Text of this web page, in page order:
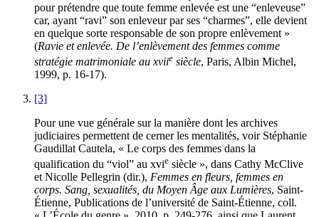
pour prétendre que toute femme enlevée est une “enleveuse”
car, ayant “ravi” son enleveur par ses “charmes”, elle devient
en quelque sorte responsable de son propre enlèvement »
(Ravie et enlevée. De l’enlèvement des femmes comme
stratégie matrimoniale au xviie siècle, Paris, Albin Michel,
1999, p. 16-17).
[3]
Pour une vue générale sur la manière dont les archives
judiciaires permettent de cerner les mentalités, voir Stéphanie
Gaudillat Cautela, « Le corps des femmes dans la
qualification du “viol” au xvie siècle », dans Cathy McClive
et Nicolle Pellegrin (dir.), Femmes en fleurs, femmes en
corps. Sang, sexualités, du Moyen Âge aux Lumières, Saint-
Étienne, Publications de l’université de Saint-Étienne, coll.